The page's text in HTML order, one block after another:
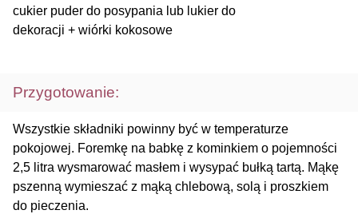
cukier puder do posypania lub lukier do
dekoracji + wiórki kokosowe
Przygotowanie:
Wszystkie składniki powinny być w temperaturze
pokojowej. Foremkę na babkę z kominkiem o pojemności
2,5 litra wysmarować masłem i wysypać bułką tartą. Mąkę
pszenną wymieszać z mąką chlebową, solą i proszkiem
do pieczenia.